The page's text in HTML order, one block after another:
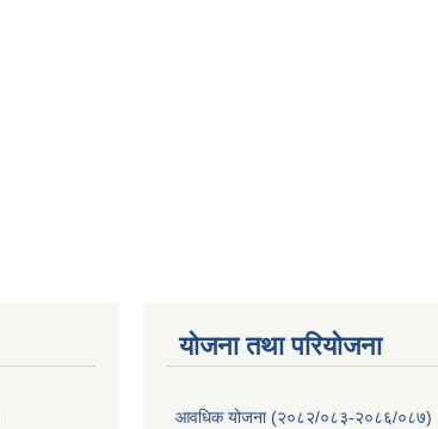
योजना तथा परियोजना
आवधिक योजना (२०८२/०८३-२०८६/०८७)